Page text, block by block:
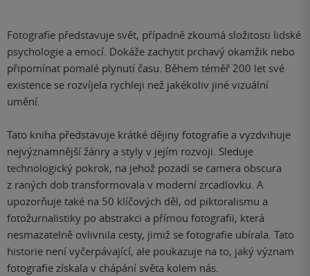
Fotografie představuje svět, případně zkoumá složitosti lidské
psychologie a emocí. Dokáže zachytit prchavý okamžik nebo
připomínat pomalé plynutí času. Během téměř 200 let své
existence se rozvíjela rychleji než jakékoliv jiné vizuální
umění.
Tato kniha představuje krátké dějiny fotografie a vyzdvihuje
nejvýznamnější žánry a styly v jejím rozvoji. Sleduje
technologický pokrok, na jehož pozadí se camera obscura
z raných dob transformovala v moderní zrcadlovku. A
upozorňuje také na 50 klíčových děl, od piktoralismu a
fotožurnalistiky po abstrakci a přímou fotografii, která
nesmazatelně ovlivnila cesty, jimiž se fotografie ubírala. Tato
historie není vyčerpávající, ale poukazuje na to, jaký význam
fotografie získala v chápání světa kolem nás.